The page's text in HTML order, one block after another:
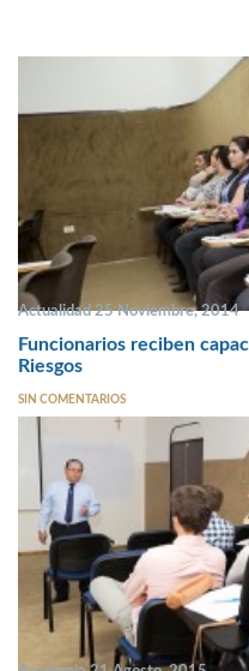
Actualidad 25 Noviembre, 2014
Funcionarios reciben
Riesgos
SIN COMENTARIOS